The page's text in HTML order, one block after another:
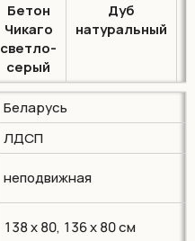
Бетон
Чикаго
светло-
серый
Дуб
натуральный
Беларусь
ЛДСП
неподвижная
138 х 80, 136 х 80 см